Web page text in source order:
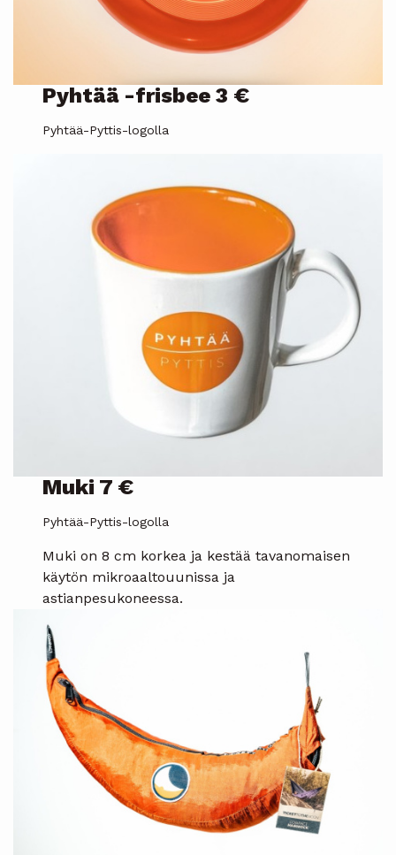
Pyhtää -frisbee 3 €
Pyhtää-Pyttis-logolla
Muki 7 €
Pyhtää-Pyttis-logolla
Muki on 8 cm korkea ja kestää tavanomaisen
käytön mikroaaltouunissa ja
astianpesukoneessa.